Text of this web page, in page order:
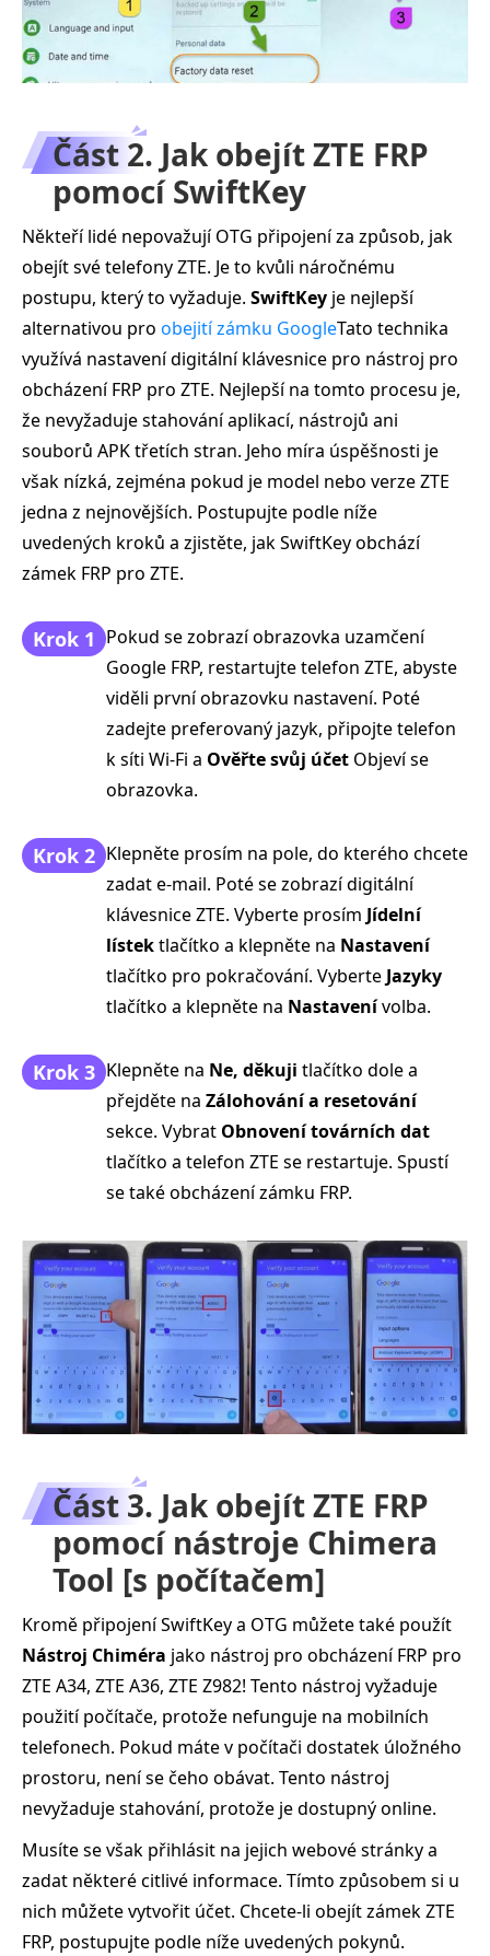
Část 2. Jak obejít ZTE FRP
pomocí SwiftKey
Někteří lidé nepovažují OTG připojení za způsob, jak
obejít své telefony ZTE. Je to kvůli náročnému
postupu, který to vyžaduje. SwiftKey je nejlepší
alternativou pro obejití zámku GoogleTato technika
využívá nastavení digitální klávesnice pro nástroj pro
obcházení FRP pro ZTE. Nejlepší na tomto procesu je,
že nevyžaduje stahování aplikací, nástrojů ani
souborů APK třetích stran. Jeho míra úspěšnosti je
však nízká, zejména pokud je model nebo verze ZTE
jedna z nejnovějších. Postupujte podle níže
uvedených kroků a zjistěte, jak SwiftKey obchází
zámek FRP pro ZTE.
Krok 1 Pokud se zobrazí obrazovka uzamčení
Google FRP, restartujte telefon ZTE, abyste
viděli první obrazovku nastavení. Poté
zadejte preferovaný jazyk, připojte telefon
k síti Wi-Fi a Ověřte svůj účet Objeví se
obrazovka.
Krok 2 Klepněte prosím na pole, do kterého chcete
zadat e-mail. Poté se zobrazí digitální
klávesnice ZTE. Vyberte prosím Jídelní
lístektlačítko a klepněte na Nastavení
tlačítko pro pokračování. Vyberte Jazyky
tlačítko a klepněte na Nastavenívolba.
Krok 3 Klepněte na Ne, děkuji tlačítko dole a
přejděte na Zálohování a resetování
sekce. Vybrat Obnovení továrních dat
tlačítko a telefon ZTE se restartuje. Spustí
se také obcházení zámku FRP.
Část 3. Jak obejít ZTE FRP
pomocí nástroje Chimera
Tool [s počítačem]
Kromě připojení SwiftKey a OTG můžete také použít
Nástroj Chiméra jako nástroj pro obcházení FRP pro
ZTE A34, ZTE A36, ZTE Z982! Tento nástroj vyžaduje
použití počítače, protože nefunguje na mobilních
telefonech. Pokud máte v počítači dostatek úložného
prostoru, není se čeho obávat. Tento nástroj
nevyžaduje stahování, protože je dostupný online.
Musíte se však přihlásit na jejich webové stránky a
zadat některé citlivé informace. Tímto způsobem si u
nich můžete vytvořit účet. Chcete-li obejít zámek ZTE
FRP, postupujte podle níže uvedených pokynů.